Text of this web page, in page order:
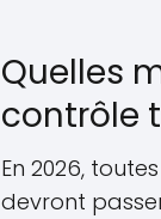
Quelles
contrôle
En 2026,
devront